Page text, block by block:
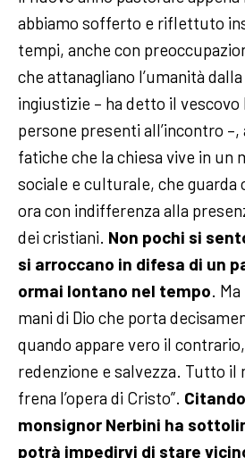
abbiamo sofferto e riflettuto
tempi, anche con
che attanagliano l’umanità
ingiustizie – ha detto il
persone presenti all’incontro
fatiche che la chiesa vive in un
sociale e culturale, che guarda
ora con indifferenza alla
dei cristiani. Non pochi si
si arroccano in difesa di un
ormai lontano nel tempo.
mani di Dio che porta
quando appare vero il
redenzione e salvezza. Tutto il
frena l’opera di Cristo”.
monsignor Nerbini ha
potrà impedirvi di stare